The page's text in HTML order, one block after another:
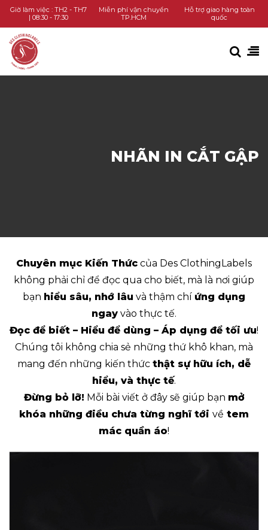
Giờ làm việc : TH2 - TH7
| 08:30 - 17:30
Miễn phí vận chuyển
TP.HCM
Hỗ trợ giao hàng toàn
quốc
NHÃN IN CẮT GẬP
Chuyên mục Kiến Thức của Des ClothingLabels
không phải chỉ để đọc qua cho biết, mà là nơi giúp
bạn hiểu sâu, nhớ lâu và thậm chí ứng dụng
ngay vào thực tế.
Đọc để biết – Hiểu để dùng – Áp dụng để tối ưu!
Chúng tôi không chia sẻ những thứ khô khan, mà
mang đến những kiến thức thật sự hữu ích, dễ
hiểu, và thực tế.
Đừng bỏ lỡ! Mỗi bài viết ở đây sẽ giúp bạn mở
khóa những điều chưa từng nghĩ tới về tem
mác quần áo!
TRANG CHỦ
DANH MỤC SẢN PHẨM
KIẾN THỨC
GỌI HOTLINE